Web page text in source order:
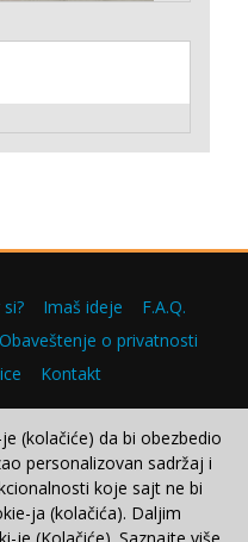
Imaš ideje
F.A.Q.
Obaveštenje o privatnosti
Kontakt
(kolačiće) da bi obezbedio
personalizovan sadržaj i
koje sajt ne bi
ja (kolačića). Daljim